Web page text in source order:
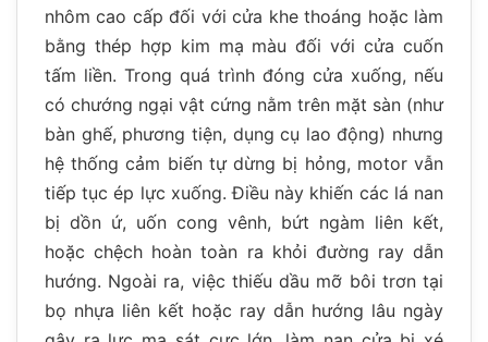
nhôm cao cấp đối với cửa khe thoáng hoặc làm
bằng thép hợp kim mạ màu đối với cửa cuốn
tấm liền. Trong quá trình đóng cửa xuống, nếu
có chướng ngại vật cứng nằm trên mặt sàn (như
bàn ghế, phương tiện, dụng cụ lao động) nhưng
hệ thống cảm biến tự dừng bị hỏng, motor vẫn
tiếp tục ép lực xuống. Điều này khiến các lá nan
bị dồn ứ, uốn cong vênh, bứt ngàm liên kết,
hoặc chệch hoàn toàn ra khỏi đường ray dẫn
hướng. Ngoài ra, việc thiếu dầu mỡ bôi trơn tại
bọ nhựa liên kết hoặc ray dẫn hướng lâu ngày